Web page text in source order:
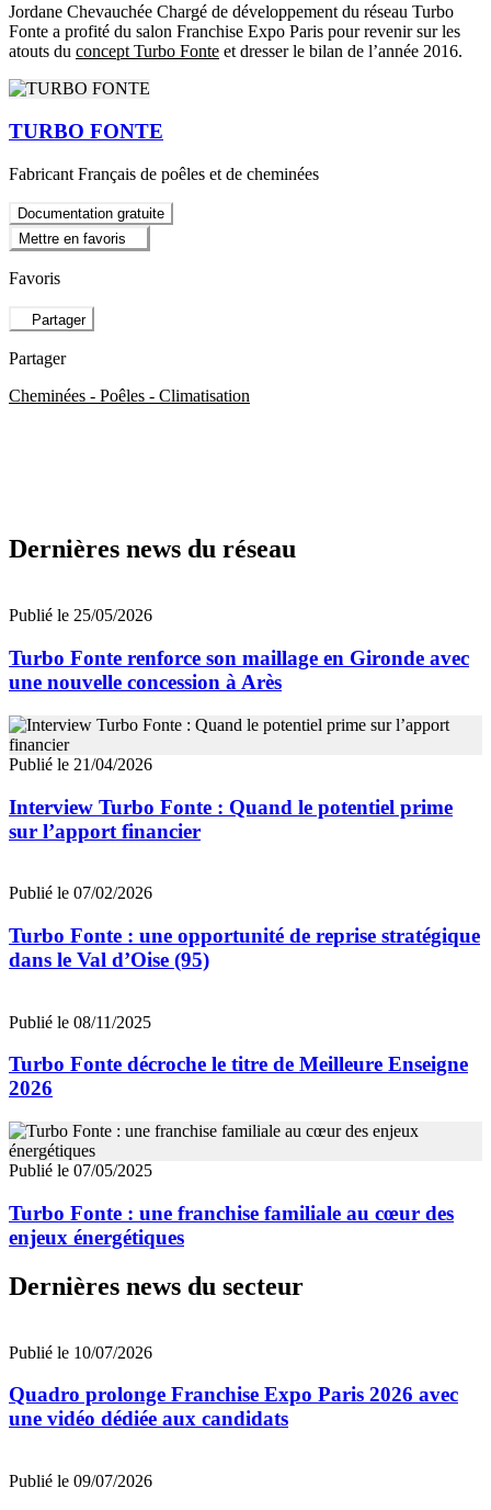
Jordane Chevauchée Chargé de développement du réseau Turbo
Fonte a profité du salon Franchise Expo Paris pour revenir sur les
atouts du concept Turbo Fonte et dresser le bilan de l’année 2016.
TURBO FONTE
Fabricant Français de poêles et de cheminées
Documentation gratuite
Mettre en favoris
Favoris
Partager
Partager
Cheminées - Poêles - Climatisation
Dernières news du réseau
Publié le 25/05/2026
Turbo Fonte renforce son maillage en Gironde avec
une nouvelle concession à Arès
Publié le 21/04/2026
Interview Turbo Fonte : Quand le potentiel prime
sur l’apport financier
Publié le 07/02/2026
Turbo Fonte : une opportunité de reprise stratégique
dans le Val d’Oise (95)
Publié le 08/11/2025
Turbo Fonte décroche le titre de Meilleure Enseigne
2026
Publié le 07/05/2025
Turbo Fonte : une franchise familiale au cœur des
enjeux énergétiques
Dernières news du secteur
Publié le 10/07/2026
Quadro prolonge Franchise Expo Paris 2026 avec
une vidéo dédiée aux candidats
Publié le 09/07/2026